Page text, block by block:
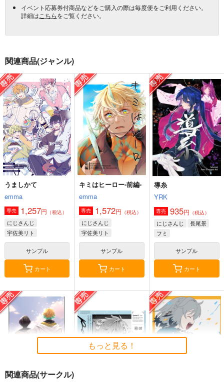
イベント応募券付商品などをご購入の際は毎度便をご利用ください。
詳細は こちらをご覧ください。
関連商品(ジャンル)
うましかて
emma
専売 1,257円 （税込）
にじさんじ
宇佐美リト
佐伯イッテツ
赤城ウェンサンプル
カート
キミはヒーロー-前編-
emma
専売 1,572円 （税込）
にじさんじ
宇佐美リト
佐伯イッテツ
サンプル
カート
導糸
YRK
専売 935円 （税込）
にじさんじ
長尾景
フミ
サンプル
カート
もっと見る！
関連商品(サークル)